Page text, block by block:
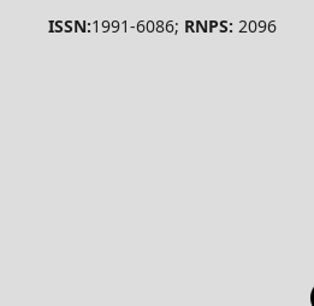
ISSN:1991-6086; RNPS: 2096